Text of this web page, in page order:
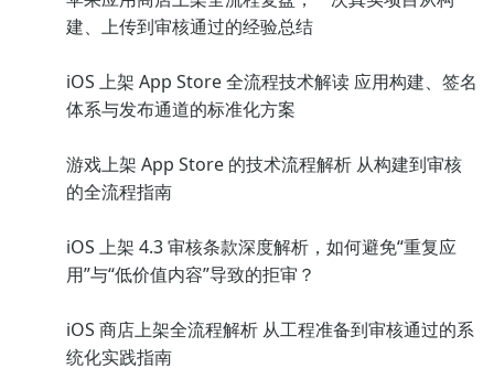
建、上传到审核通过的经验总结
iOS 上架 App Store 全流程技术解读 应用构建、签名
体系与发布通道的标准化方案
游戏上架 App Store 的技术流程解析 从构建到审核
的全流程指南
iOS 上架 4.3 审核条款深度解析，如何避免“重复应
用”与“低价值内容”导致的拒审？
iOS 商店上架全流程解析 从工程准备到审核通过的系
统化实践指南